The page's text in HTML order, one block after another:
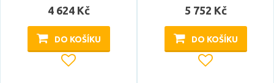
4 624 Kč
DO KOŠÍKU
5 752 Kč
DO KOŠÍKU